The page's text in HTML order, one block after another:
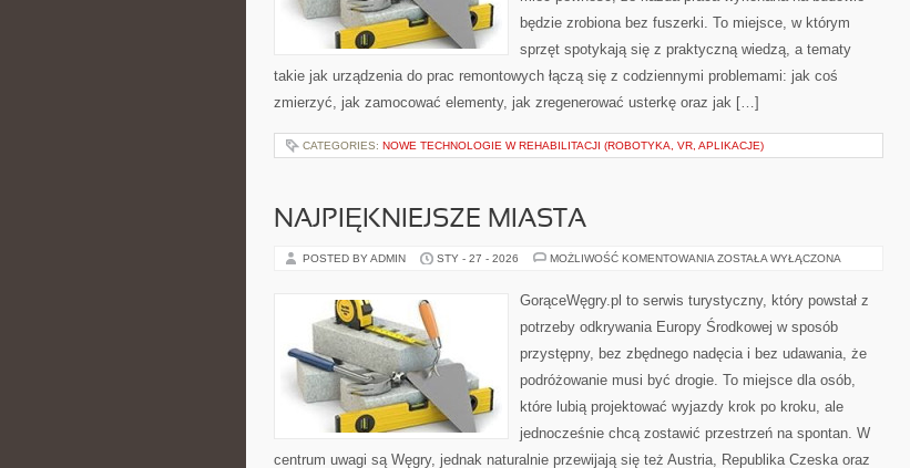
będzie zrobiona bez fuszerki. To miejsce, w którym
sprzęt spotykają się z praktyczną wiedzą, a tematy
takie jak urządzenia do prac remontowych łączą się z codziennymi problemami: jak coś
zmierzyć, jak zamocować elementy, jak zregenerować usterkę oraz jak […]
CATEGORIES: NOWE TECHNOLOGIE W REHABILITACJI (ROBOTYKA, VR, APLIKACJE)
NAJPIĘKNIEJSZE MIASTA
POSTED BY ADMIN STY - 27 - 2026 MOŻLIWOŚĆ KOMENTOWANIA NAJPIĘKNIEJSZE
ZOSTAŁA WYŁĄCZONA
GorąceWęgry.pl to serwis turystyczny, który powstał z
potrzeby odkrywania Europy Środkowej w sposób
przystępny, bez zbędnego nadęcia i bez udawania, że
podróżowanie musi być drogie. To miejsce dla osób,
które lubią projektować wyjazdy krok po kroku, ale
jednocześnie chcą zostawić przestrzeń na spontan. W
centrum uwagi są Węgry, jednak naturalnie przewijają się też Austria, Republika Czeska oraz